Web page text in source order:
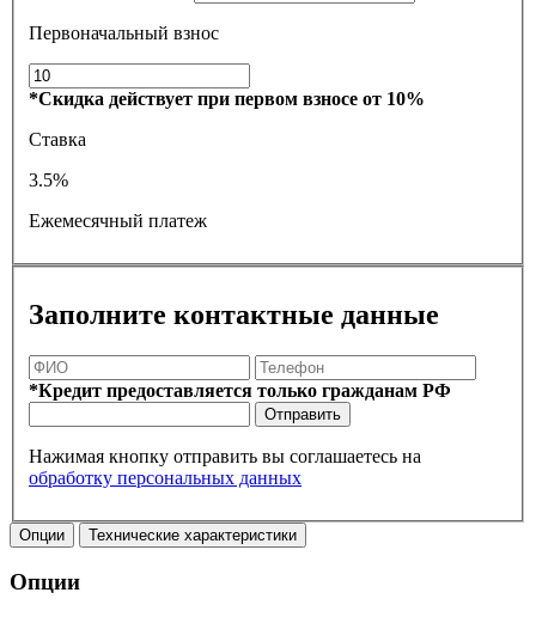
Первоначальный взнос
*Скидка действует при первом взносе от 10%
Ставка
3.5%
Ежемесячный платеж
Заполните контактные данные
*Кредит предоставляется только гражданам РФ
Отправить
Нажимая кнопку отправить вы соглашаетесь на
обработку персональных данных
Опции Технические характеристики
Опции